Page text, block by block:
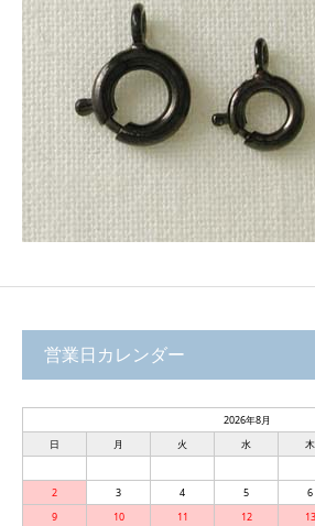
営業日カレンダー
2026年8月
日
月 火 水 木
2
3 4 5 6
9
10 11 12 13